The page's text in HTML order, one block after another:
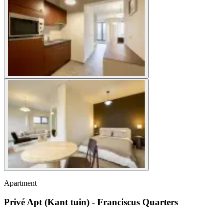
Apartment
Privé Apt (Kant tuin) - Franciscus Quarters